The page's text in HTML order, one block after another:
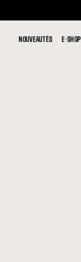
NOUVEAUTÉS E-SHOP
NOUVEAUTÉS E-SHOP